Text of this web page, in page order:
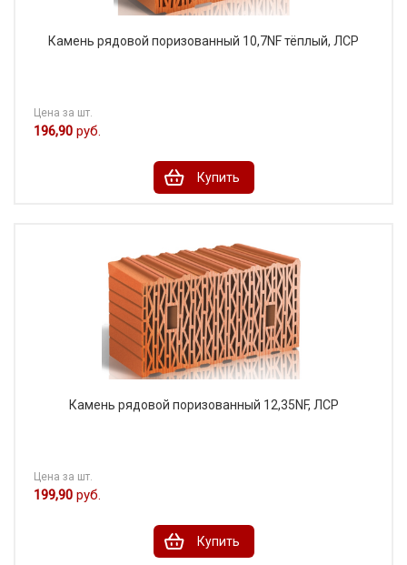
Камень рядовой поризованный 10,7NF тёплый, ЛСР
Цена за шт.
196,90 руб.
Купить
Камень рядовой поризованный 12,35NF, ЛСР
Цена за шт.
199,90 руб.
Купить